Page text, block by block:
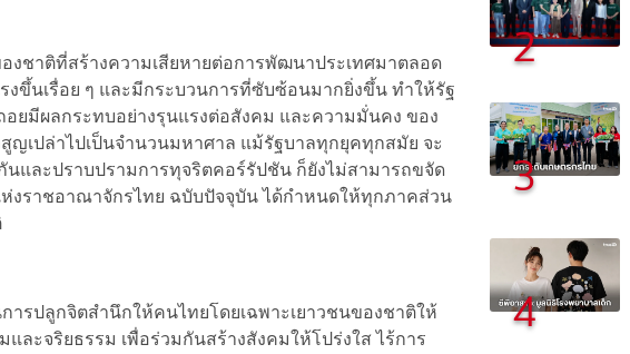
ชาติที่สร้างความเสียหายต่อการพัฒนาประเทศมาตลอด
ขึ้นเรื่อย ๆ และมีกระบวนการที่ซับซ้อนมากยิ่งขึ้น ทำให้รัฐ
ยมีผลกระทบอย่างรุนแรงต่อสังคม และความมั่นคง ของ
เปล่าไปเป็นจำนวนมหาศาล แม้รัฐบาลทุกยุคทุกสมัย จะ
นและปราบปรามการทุจริตคอร์รัปชัน ก็ยังไม่สามารถขจัด
งราชอาณาจักรไทย ฉบับปัจจุบัน ได้กำหนดให้ทุกภาคส่วน
รปลูกจิตสำนึกให้คนไทยโดยเฉพาะเยาวชนของชาติให้
ละจริยธรรม เพื่อร่วมกันสร้างสังคมให้โปร่งใส ไร้การ
2
3
4